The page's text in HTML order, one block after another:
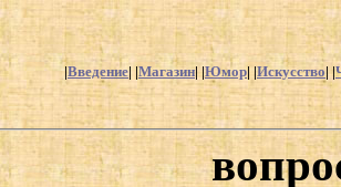
Введение Магазин Юмор Искусство | |